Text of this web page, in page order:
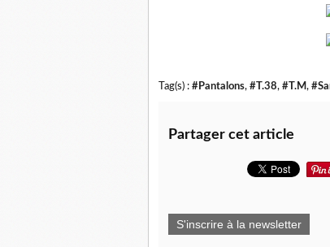
Tag(s) : #Pantalons, #T.38, #T.M,
Partager cet article
S'inscrire à la newsletter